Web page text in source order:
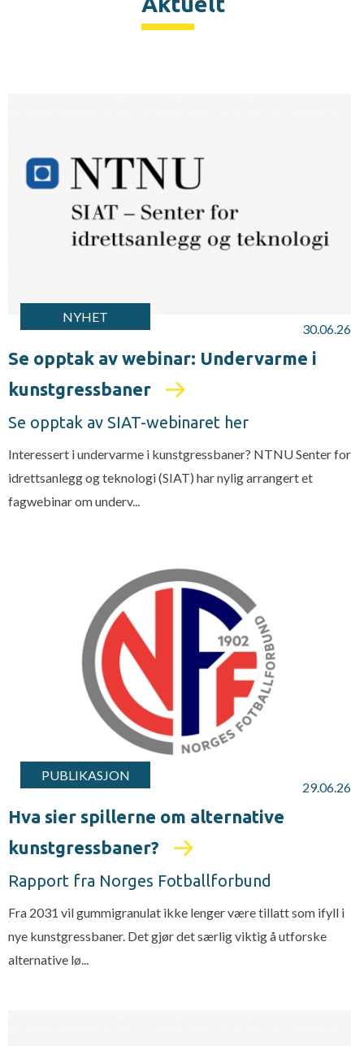
NYHET
30.06.26
Se opptak av webinar: Undervarme i
kunstgressbaner
Se opptak av SIAT-webinaret her
Interessert i undervarme i kunstgressbaner? NTNU Senter for
idrettsanlegg og teknologi (SIAT) har nylig arrangert et
fagwebinar om underv...
PUBLIKASJON
29.06.26
Hva sier spillerne om alternative
kunstgressbaner?
Rapport fra Norges Fotballforbund
Fra 2031 vil gummigranulat ikke lenger være tillatt som ifyll i
nye kunstgressbaner. Det gjør det særlig viktig å utforske
alternative lø...